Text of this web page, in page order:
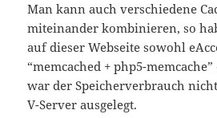
Man kann auch verschiedene
miteinander kombinieren, so
auf dieser Webseite sowohl
“memcached + php5-
war der Speicherverbrauch
V-Server ausgelegt.